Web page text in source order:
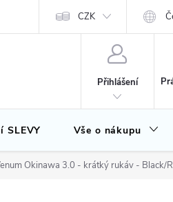
CZK
Přihlášení
SLEVY Vše o nákupu
Okinawa 3.0 - krátký rukáv - Black/